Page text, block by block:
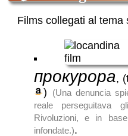
usando il nazismo
sfondare in
Lo
Solgenitsin: brani
Alexander
repressività del
Un tragicomico
senza fermarsi :
esisteva il
abbastanza pro-
Films collegati al tema
прокурора,
)
(Una denuncia
reale perseguitava
Rivoluzioni, e in
infondate.).